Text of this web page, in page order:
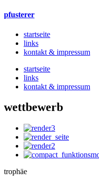
pfusterer
startseite
links
kontakt & impressum
startseite
links
kontakt & impressum
wettbewerb
trophäe